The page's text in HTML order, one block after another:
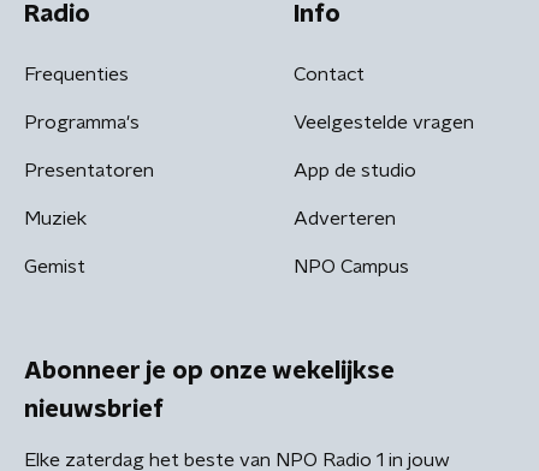
Radio
Frequenties
Programma's
Presentatoren
Muziek
Gemist
Info
Contact
Veelgestelde vragen
App de studio
Adverteren
NPO Campus
Abonneer je op onze wekelijkse
nieuwsbrief
Elke zaterdag het beste van NPO Radio 1 in jouw